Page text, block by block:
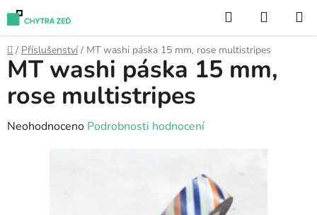
Přejít
na
obsah
Hledat
KOŠÍK
Domů
/ Příslušenství / MT washi páska 15 mm, rose multistripes
MT washi páska 15 mm,
rose multistripes
Průměrné
Neohodnoceno Podrobnosti hodnocení